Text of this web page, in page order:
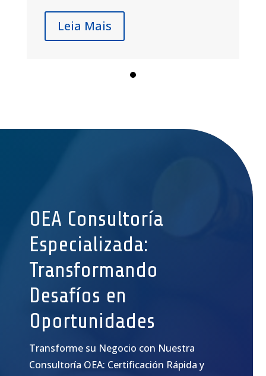
Leia Mais
OEA Consultoría
Especializada:
Transformando
Desafíos en
Oportunidades
Transforme su Negocio con Nuestra
Consultoría OEA: Certificación Rápida y